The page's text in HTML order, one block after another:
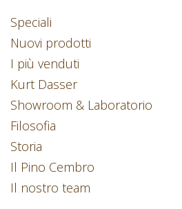
Speciali
Nuovi prodotti
I più venduti
Kurt Dasser
Showroom & Laboratorio
Filosofia
Storia
Il Pino Cembro
Il nostro team